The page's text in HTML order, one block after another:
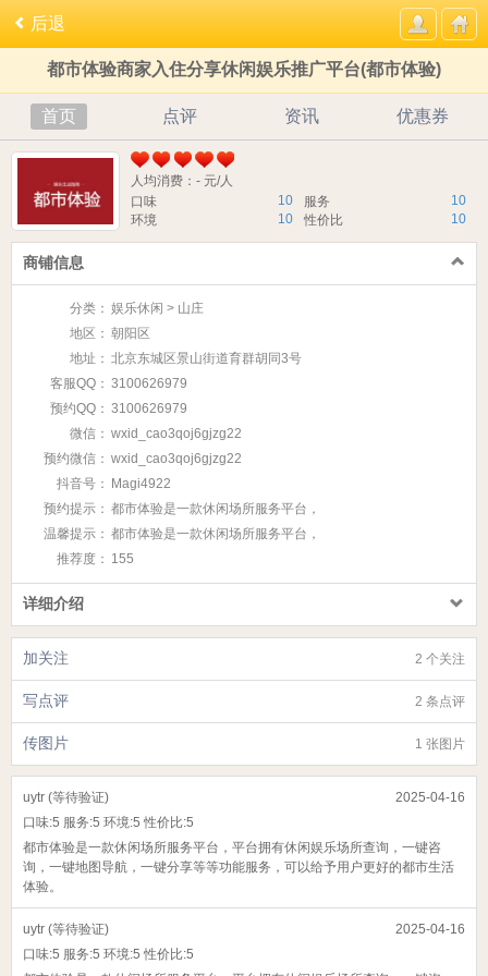
后退
都市体验商家入住分享休闲娱乐推广平台(都市体验)
首页 点评 资讯 优惠券
人均消费：- 元/人
10
口味 10
服务
10
环境 10
性价比
商铺信息
分类： 娱乐休闲 > 山庄
地区： 朝阳区
地址： 北京东城区景山街道育群胡同3号
客服QQ： 3100626979
预约QQ： 3100626979
微信： wxid_cao3qoj6gjzg22
预约微信： wxid_cao3qoj6gjzg22
抖音号：
Magi4922
预约提示： 都市体验是一款休闲场所服务平台，
温馨提示： 都市体验是一款休闲场所服务平台，
推荐度： 155
详细介绍
2 个关注
加关注
2 条点评
写点评
1 张图片
传图片
2025-04-16
uytr (等待验证)
口味:5 服务:5 环境:5 性价比:5
都市体验是一款休闲场所服务平台，平台拥有休闲娱乐场所查询，一键咨
询，一键地图导航，一键分享等等功能服务，可以给予用户更好的都市生活
体验。
2025-04-16
uytr (等待验证)
口味:5 服务:5 环境:5 性价比:5